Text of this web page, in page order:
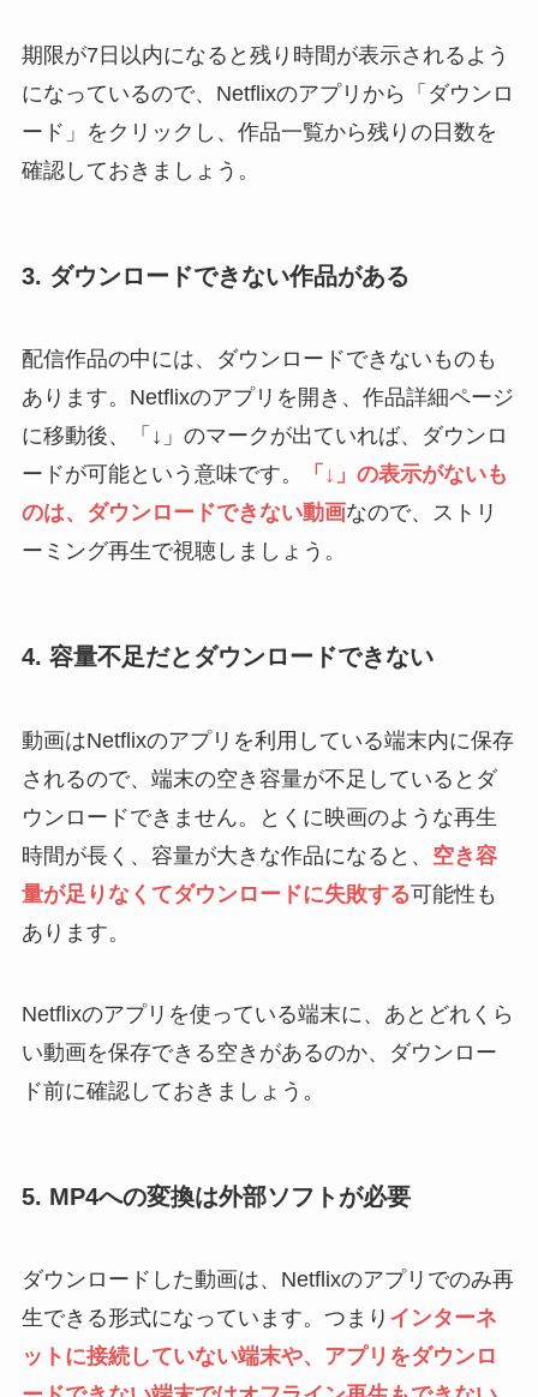
期限が7日以内になると残り時間が表示されるよう
になっているので、Netflixのアプリから「ダウンロ
ード」をクリックし、作品一覧から残りの日数を
確認しておきましょう。
3. ダウンロードできない作品がある
配信作品の中には、ダウンロードできないものも
あります。Netflixのアプリを開き、作品詳細ページ
に移動後、「↓」のマークが出ていれば、ダウンロ
ードが可能という意味です。
「↓」の表示がないも
のは、ダウンロードできない動画なので、ストリ
ーミング再生で視聴しましょう。
4. 容量不足だとダウンロードできない
動画はNetflixのアプリを利用している端末内に保存
されるので、端末の空き容量が不足しているとダ
ウンロードできません。とくに映画のような再生
時間が長く、容量が大きな作品になると、 空き容
量が足りなくてダウンロードに失敗する可能性も
あります。
Netflixのアプリを使っている端末に、あとどれくら
い動画を保存できる空きがあるのか、ダウンロー
ド前に確認しておきましょう。
5. MP4への変換は外部ソフトが必要
ダウンロードした動画は、Netflixのアプリでのみ再
生できる形式になっています。つまり インターネ
ットに接続していない端末や、アプリをダウンロ